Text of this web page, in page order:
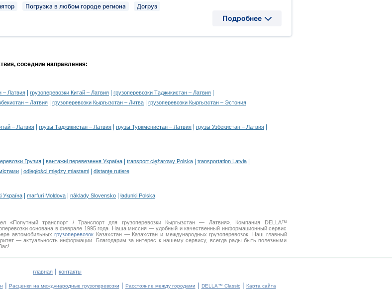
Погрузка в любом городе региона Догруз
Подробнее
соседние направления:
– Латвия грузоперевозки Китай – Латвия грузоперевозки Таджикистан – Латвия
– Латвия грузоперевозки Кыргызстан – Литва грузоперевозки Кыргызстан – Эстония
– Латвия грузы Таджикистан – Латвия грузы Туркменистан – Латвия грузы Узбекистан – Латвия
Грузия вантажні перевезення Україна transport ciężarowy Polska transportation Latvia
odległości między miastami distanţe rutiere
Україна marfuri Moldova náklady Slovensko ładunki Polska
«Попутный транспорт / Транспорт для грузоперевозки Кыргызстан — Латвия». Компания DELLA™
основана в феврале 1995 года. Наша миссия — удобный и качественный информационный сервис
автомобильныхгрузоперевозок Казахстан — Казахстан и международных грузоперевозок. Наш главный
— актуальность информации. Благодарим за интерес к нашему сервису, всегда рады быть полезными
главная | контакты
| Расценки на международные грузоперевозки | Расстояние между городами | DELLA™ Classic| Карта сайта